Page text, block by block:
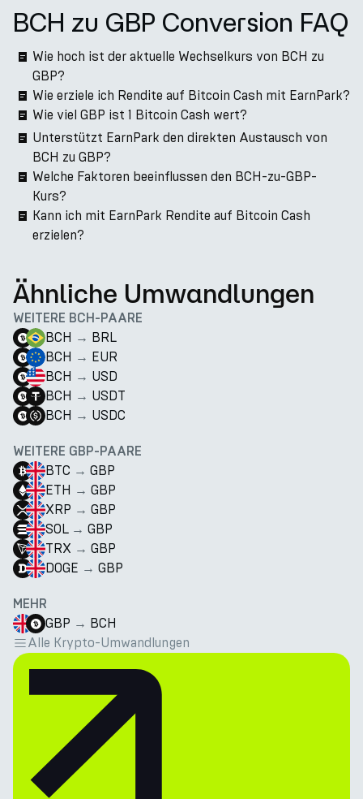
BCH zu GBP Conversion FAQ
Wie hoch ist der aktuelle Wechselkurs von BCH zu
GBP?
Wie erziele ich Rendite auf Bitcoin Cash mit EarnPark?
Wie viel GBP ist 1 Bitcoin Cash wert?
Unterstützt EarnPark den direkten Austausch von
BCH zu GBP?
Welche Faktoren beeinflussen den BCH-zu-GBP-
Kurs?
Kann ich mit EarnPark Rendite auf Bitcoin Cash
erzielen?
Ähnliche Umwandlungen
WEITERE BCH-PAARE
BCH → BRL
BCH → EUR
BCH → USD
BCH → USDT
BCH → USDC
WEITERE GBP-PAARE
BTC → GBP
ETH → GBP
XRP → GBP
SOL → GBP
TRX → GBP
DOGE → GBP
MEHR
GBP → BCH
Alle Krypto-Umwandlungen